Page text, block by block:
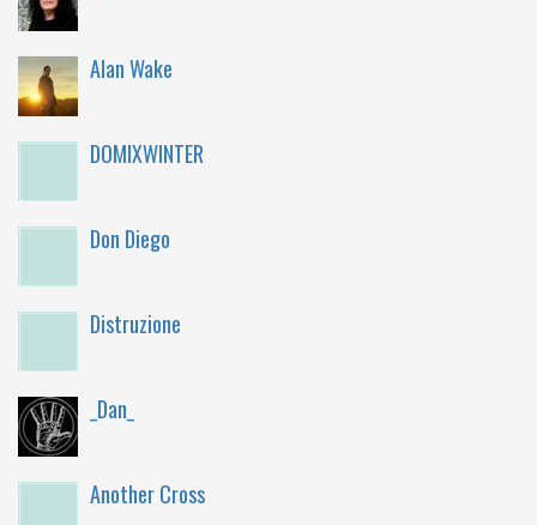
Alan Wake
DOMIXWINTER
Don Diego
Distruzione
_Dan_
Another Cross